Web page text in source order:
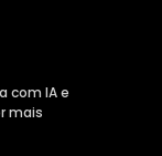
com IA e
mais